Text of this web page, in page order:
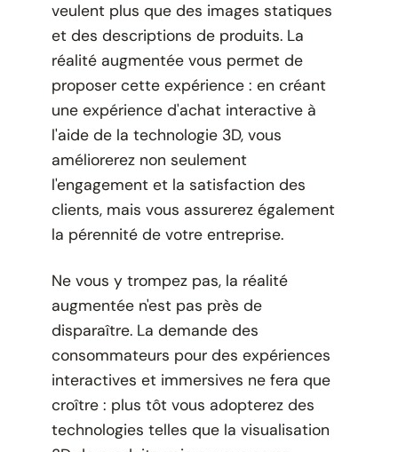
veulent plus que des images statiques
et des descriptions de produits. La
réalité augmentée vous permet de
proposer cette expérience : en créant
une expérience d'achat interactive à
l'aide de la technologie 3D, vous
améliorerez non seulement
l'engagement et la satisfaction des
clients, mais vous assurerez également
la pérennité de votre entreprise.
Ne vous y trompez pas, la réalité
augmentée n'est pas près de
disparaître. La demande des
consommateurs pour des expériences
interactives et immersives ne fera que
croître : plus tôt vous adopterez des
technologies telles que la visualisation